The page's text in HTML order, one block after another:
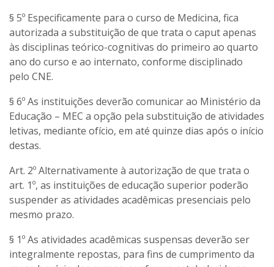
§ 5º Especificamente para o curso de Medicina, fica
autorizada a substituição de que trata o caput apenas
às disciplinas teórico-cognitivas do primeiro ao quarto
ano do curso e ao internato, conforme disciplinado
pelo CNE.
§ 6º As instituições deverão comunicar ao Ministério da
Educação – MEC a opção pela substituição de atividades
letivas, mediante ofício, em até quinze dias após o início
destas.
Art. 2º Alternativamente à autorização de que trata o
art. 1º, as instituições de educação superior poderão
suspender as atividades acadêmicas presenciais pelo
mesmo prazo.
§ 1º As atividades acadêmicas suspensas deverão ser
integralmente repostas, para fins de cumprimento da